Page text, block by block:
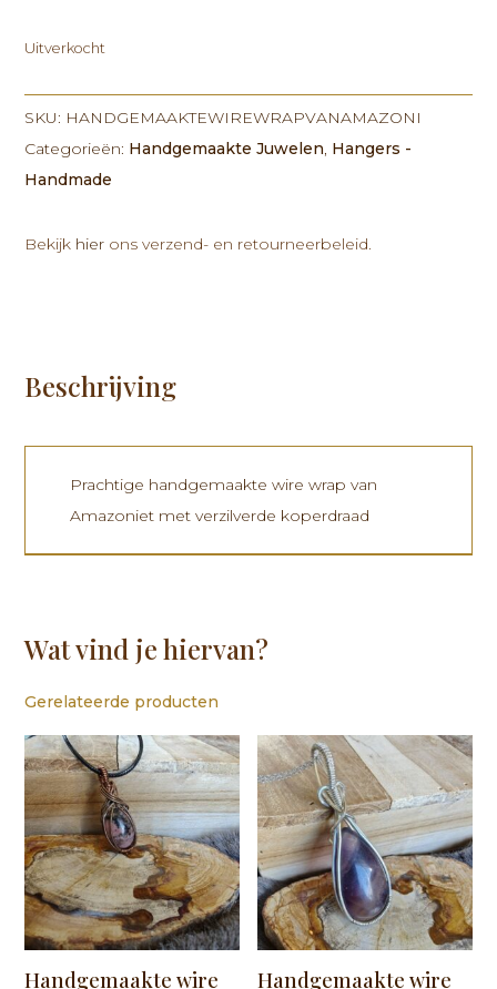
Uitverkocht
SKU: HANDGEMAAKTEWIREWRAPVANAMAZONI
Categorieën: Handgemaakte Juwelen, Hangers -
Handmade
Bekijk hier ons verzend- en retourneerbeleid.
Beschrijving
Prachtige handgemaakte wire wrap van
Amazoniet met verzilverde koperdraad
Wat vind je hiervan?
Gerelateerde producten
Handgemaakte wire
Handgemaakte wire